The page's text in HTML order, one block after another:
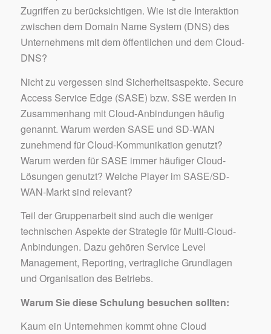
Zugriffen zu berücksichtigen. Wie ist die Interaktion
zwischen dem Domain Name System (DNS) des
Unternehmens mit dem öffentlichen und dem Cloud-
DNS?
Nicht zu vergessen sind Sicherheitsaspekte. Secure
Access Service Edge (SASE) bzw. SSE werden in
Zusammenhang mit Cloud-Anbindungen häufig
genannt. Warum werden SASE und SD-WAN
zunehmend für Cloud-Kommunikation genutzt?
Warum werden für SASE immer häufiger Cloud-
Lösungen genutzt? Welche Player im SASE/SD-
WAN-Markt sind relevant?
Teil der Gruppenarbeit sind auch die weniger
technischen Aspekte der Strategie für Multi-Cloud-
Anbindungen. Dazu gehören Service Level
Management, Reporting, vertragliche Grundlagen
und Organisation des Betriebs.
Warum Sie diese Schulung besuchen sollten:
Kaum ein Unternehmen kommt ohne Cloud